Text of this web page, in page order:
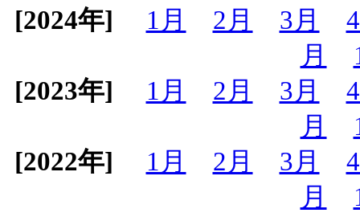
[2024年]
1月 2月 3月
月
[2023年]
1月 2月 3月
月
[2022年]
1月 2月 3月
月